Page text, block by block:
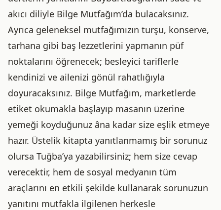
akıcı diliyle Bilge Mutfağım’da bulacaksınız.
Ayrıca geleneksel mutfağımızın turşu, konserve,
tarhana gibi baş lezzetlerini yapmanın püf
noktalarını öğrenecek; besleyici tariflerle
kendinizi ve ailenizi gönül rahatlığıyla
doyuracaksınız. Bilge Mutfağım, marketlerde
etiket okumakla başlayıp masanın üzerine
yemeği koyduğunuz âna kadar size eşlik etmeye
hazır. Üstelik kitapta yanıtlanmamış bir sorunuz
olursa Tuğba’ya yazabilirsiniz; hem size cevap
verecektir, hem de sosyal medyanın tüm
araçlarını en etkili şekilde kullanarak sorunuzun
yanıtını mutfakla ilgilenen herkesle